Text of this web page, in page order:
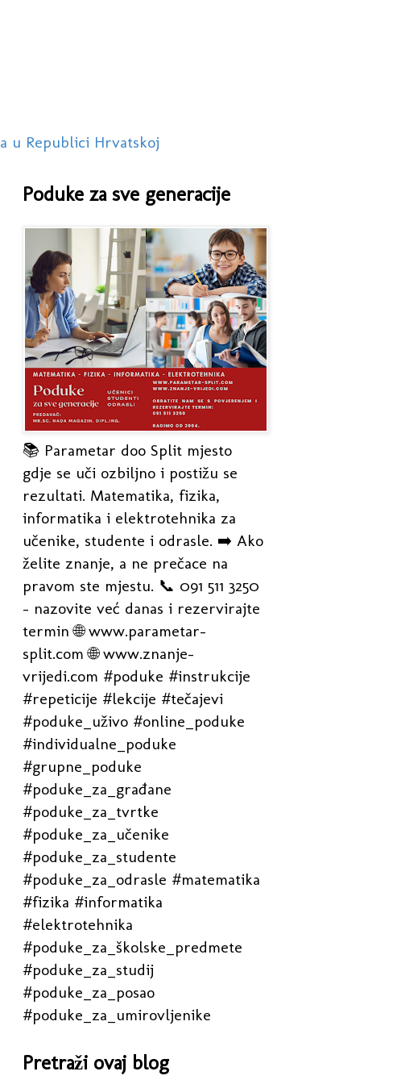
u Republici Hrvatskoj
Poduke za sve generacije
📚 Parametar doo Split mjesto
gdje se uči ozbiljno i postižu se
rezultati. Matematika, fizika,
informatika i elektrotehnika za
učenike, studente i odrasle. ➡️ Ako
želite znanje, a ne prečace na
pravom ste mjestu. 📞 091 511 3250
- nazovite već danas i rezervirajte
termin 🌐 www.parametar-
split.com 🌐 www.znanje-
vrijedi.com #poduke #instrukcije
#repeticije #lekcije #tečajevi
#poduke_uživo #online_poduke
#individualne_poduke
#grupne_poduke
#poduke_za_građane
#poduke_za_tvrtke
#poduke_za_učenike
#poduke_za_studente
#poduke_za_odrasle #matematika
#fizika #informatika
#elektrotehnika
#poduke_za_školske_predmete
#poduke_za_studij
#poduke_za_posao
#poduke_za_umirovljenike
Pretraži ovaj blog